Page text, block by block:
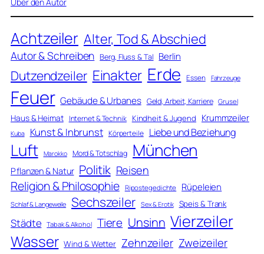
Achtzeiler Alter, Tod & Abschied
Autor & Schreiben Berg, Fluss & Tal Berlin
Dutzendzeiler Einakter Erde Essen Fahrzeuge
Feuer Gebäude & Urbanes Geld, Arbeit, Karriere Grusel
Haus & Heimat Internet & Technik Kindheit & Jugend Krummzeiler
Kuba Kunst & Inbrunst Körperteile Liebe und Beziehung
Luft Marokko Mord & Totschlag München
Pflanzen & Natur Politik Reisen
Religion & Philosophie Ripostegedichte Rüpeleien
Schlaf & Langeweile Sechszeiler Sex & Erotik Speis & Trank
Städte Tabak & Alkohol Tiere Unsinn Vierzeiler
Wasser Wind & Wetter Zehnzeiler Zweizeiler